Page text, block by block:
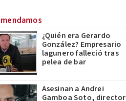
¿Quién era Gerardo
González? Empresario
lagunero falleció tras
pelea de bar
Asesinan a Andrei
Gamboa Soto, director